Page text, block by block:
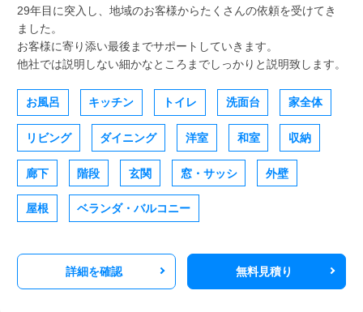
29年目に突入し、地域のお客様からたくさんの依頼を受けてき
ました。
お客様に寄り添い最後までサポートしていきます。
他社では説明しない細かなところまでしっかりと説明致します。
お風呂 キッチン トイレ 洗面台 家全体
リビング ダイニング 洋室 和室 収納
廊下 階段 玄関 窓・サッシ 外壁
屋根 ベランダ・バルコニー
詳細を確認 無料見積り